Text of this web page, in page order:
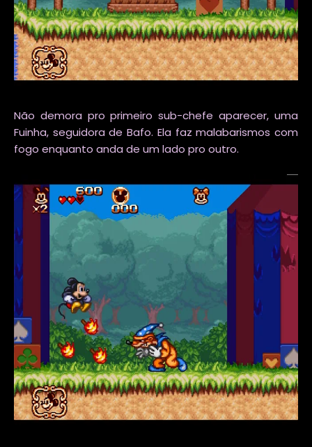
Não demora pro primeiro sub-chefe aparecer, uma
Fuinha, seguidora de Bafo. Ela faz malabarismos com
fogo enquanto anda de um lado pro outro.